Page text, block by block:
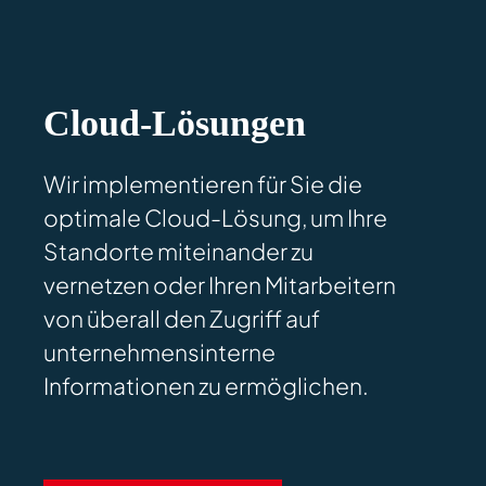
Cloud-Lösungen
Wir implementieren für Sie die
optimale Cloud-Lösung, um Ihre
Standorte miteinander zu
vernetzen oder Ihren Mitarbeitern
von überall den Zugriff auf
unternehmensinterne
Informationen zu ermöglichen.